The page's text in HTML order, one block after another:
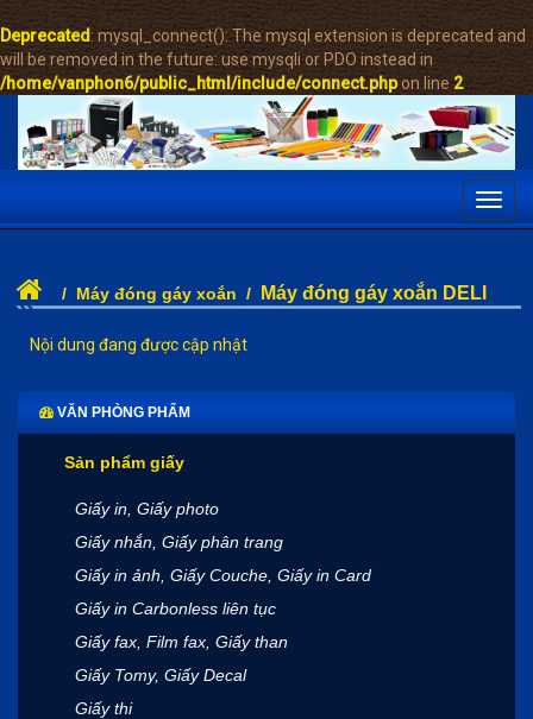
Deprecated: mysql_connect(): The mysql extension is deprecated and
will be removed in the future: use mysqli or PDO instead in
/home/vanphon6/public_html/include/connect.phpon line 2
/ Máy đóng gáy xoắn / Máy đóng gáy xoắn DELI
Nội dung đang được cập nhật
VĂN PHÒNG PHẨM
Sản phẩm giấy
Giấy in, Giấy photo
Giấy nhắn, Giấy phân trang
Giấy in ảnh, Giấy Couche, Giấy in Card
Giấy in Carbonless liên tục
Giấy fax, Film fax, Giấy than
Giấy Tomy, Giấy Decal
Giấy thi